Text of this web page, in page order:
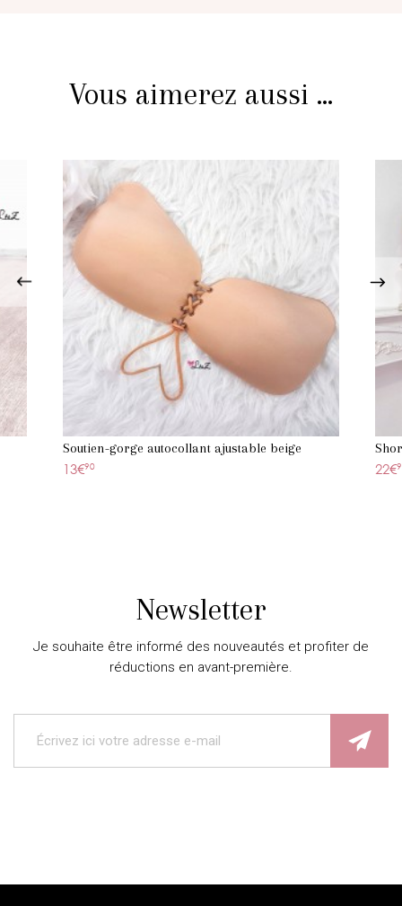
Vous aimerez aussi ...
Soutien-gorge autocollant ajustable beige
13€90
22€
Newsletter
Je souhaite être informé des nouveautés et profiter de
réductions en avant-première.